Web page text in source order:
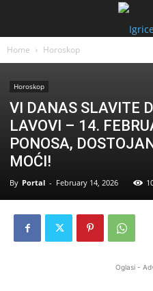
Home Horoskop
Horoskop
VI DANAS SLAVITE
LAVOVI – 14.
PONOSA,
MOĆI!
By Portal - February 14, 2026
Oglasi -